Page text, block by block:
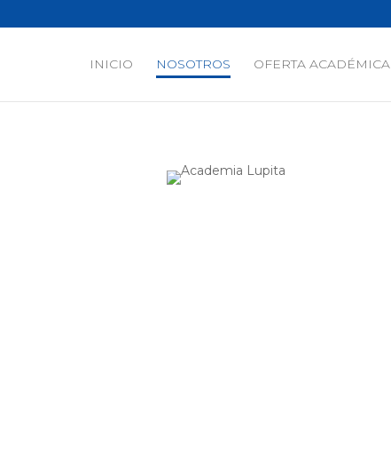
INICIO NOSOTROS OFERTA ACADÉMICA